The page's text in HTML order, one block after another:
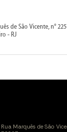
de São Vicente, n° 225
- RJ